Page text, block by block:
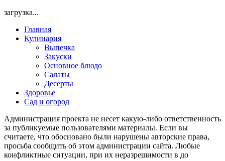
загрузка...
Главная
Кулинария
Выпечка
Закуски
Основное блюдо
Салаты
Десерты
Здоровье
Сад и огород
Администрация проекта не несет какую-либо ответственность
за публикуемые пользователями материалы. Если вы
считаете, что обосновано были нарушены авторские права,
просьба сообщить об этом администрации сайта. Любые
конфликтные ситуации, при их неразрешимости в до